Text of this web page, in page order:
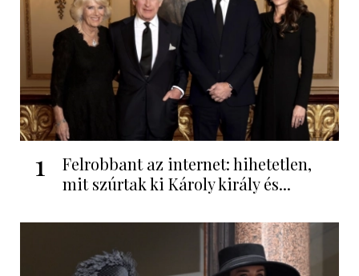
1
Felrobbant az internet: hihetetlen,
mit szúrtak ki Károly király és...